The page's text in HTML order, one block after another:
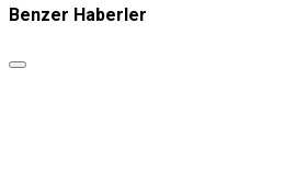
Benzer Haberler